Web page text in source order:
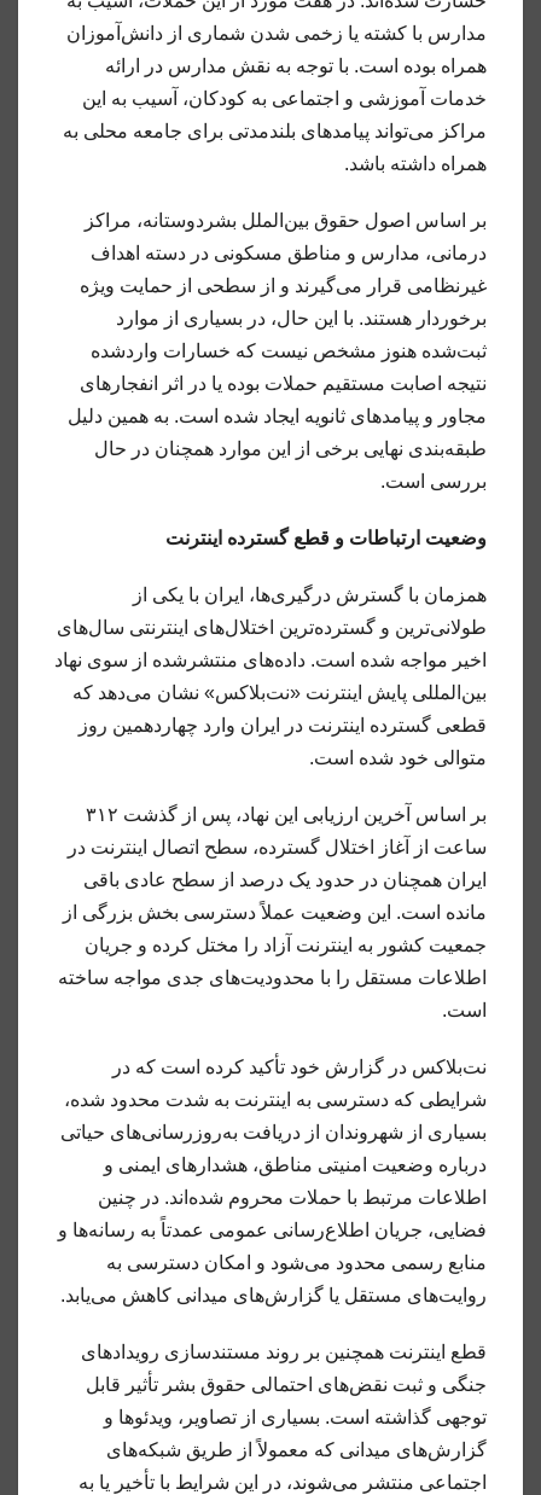
مدارس با کشته یا زخمی شدن شماری از دانش‌آموزان
همراه بوده است. با توجه به نقش مدارس در ارائه
خدمات آموزشی و اجتماعی به کودکان، آسیب به این
مراکز می‌تواند پیامدهای بلندمدتی برای جامعه محلی به
همراه داشته باشد.
بر اساس اصول حقوق بین‌الملل بشردوستانه، مراکز
درمانی، مدارس و مناطق مسکونی در دسته اهداف
غیرنظامی قرار می‌گیرند و از سطحی از حمایت ویژه
برخوردار هستند. با این حال، در بسیاری از موارد
ثبت‌شده هنوز مشخص نیست که خسارات واردشده
نتیجه اصابت مستقیم حملات بوده یا در اثر انفجارهای
مجاور و پیامدهای ثانویه ایجاد شده است. به همین دلیل
طبقه‌بندی نهایی برخی از این موارد همچنان در حال
بررسی است.
وضعیت ارتباطات و قطع گسترده اینترنت
همزمان با گسترش درگیری‌ها، ایران با یکی از
طولانی‌ترین و گسترده‌ترین اختلال‌های اینترنتی سال‌های
اخیر مواجه شده است. داده‌های منتشرشده از سوی نهاد
بین‌المللی پایش اینترنت «نت‌بلاکس» نشان می‌دهد که
قطعی گسترده اینترنت در ایران وارد چهاردهمین روز
متوالی خود شده است.
بر اساس آخرین ارزیابی این نهاد، پس از گذشت ۳۱۲
ساعت از آغاز اختلال گسترده، سطح اتصال اینترنت در
ایران همچنان در حدود یک درصد از سطح عادی باقی
مانده است. این وضعیت عملاً دسترسی بخش بزرگی از
جمعیت کشور به اینترنت آزاد را مختل کرده و جریان
اطلاعات مستقل را با محدودیت‌های جدی مواجه ساخته
است.
نت‌بلاکس در گزارش خود تأکید کرده است که در
شرایطی که دسترسی به اینترنت به شدت محدود شده،
بسیاری از شهروندان از دریافت به‌روزرسانی‌های حیاتی
درباره وضعیت امنیتی مناطق، هشدارهای ایمنی و
اطلاعات مرتبط با حملات محروم شده‌اند. در چنین
فضایی، جریان اطلاع‌رسانی عمومی عمدتاً به رسانه‌ها و
منابع رسمی محدود می‌شود و امکان دسترسی به
روایت‌های مستقل یا گزارش‌های میدانی کاهش می‌یابد.
قطع اینترنت همچنین بر روند مستندسازی رویدادهای
جنگی و ثبت نقض‌های احتمالی حقوق بشر تأثیر قابل
توجهی گذاشته است. بسیاری از تصاویر، ویدئوها و
گزارش‌های میدانی که معمولاً از طریق شبکه‌های
اجتماعی منتشر می‌شوند، در این شرایط با تأخیر یا به